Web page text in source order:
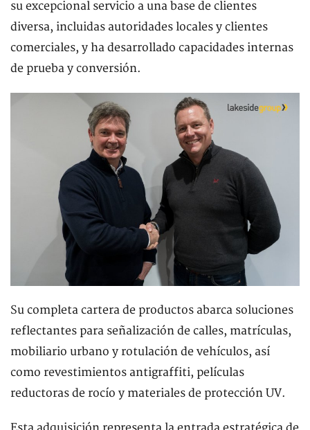
su excepcional servicio a una base de clientes
diversa, incluidas autoridades locales y clientes
comerciales, y ha desarrollado capacidades internas
de prueba y conversión.
Su completa cartera de productos abarca soluciones
reflectantes para señalización de calles, matrículas,
mobiliario urbano y rotulación de vehículos, así
como revestimientos antigraffiti, películas
reductoras de rocío y materiales de protección UV.